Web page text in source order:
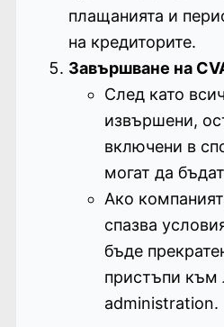
плащанията и
на кредиторите.
Завършване на
След като
извършени,
включени в
могат да
Ако
спазва
бъде
пристъпи към
administration.